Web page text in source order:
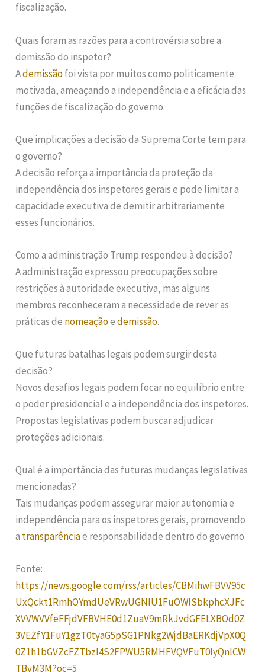
fiscalização.
Quais foram as razões para a controvérsia sobre a
demissão do inspetor?
Ademissãofoi vista por muitos como politicamente
motivada, ameaçando a independência e a eficácia das
funções de fiscalização do governo.
Que implicações a decisão da Suprema Corte tem para
o governo?
A decisão reforça a importância da proteção da
independência dos inspetores gerais e pode limitar a
capacidade executiva de demitir arbitrariamente
esses funcionários.
Como a administração Trump respondeu à decisão?
A administração expressou preocupações sobre
restrições à autoridade executiva, mas alguns
membros reconheceram a necessidade de rever as
práticas de nomeaçãoedemissão.
Que futuras batalhas legais podem surgir desta
decisão?
Novos desafios legais podem focar no equilíbrio entre
o poder presidencial e a independência dos inspetores.
Propostas legislativas podem buscar adjudicar
proteções adicionais.
Qual é a importância das futuras mudanças legislativas
mencionadas?
Tais mudanças podem assegurar maior autonomia e
independência para os inspetores gerais, promovendo
a transparênciae responsabilidade dentro do governo.
Fonte:
https://news.google.com/rss/articles/CBMihwFBVV95c
UxQckt1RmhOYmdUeVRwUGNIU1FuOWlSbkphcXJFc
XVVWVVfeFFjdVFBVHE0d1ZuaV9mRkJvdGFELXBOd0Z
3VEZfY1FuY1gzT0tyaG5pSG1PNkg2WjdBaERKdjVpX0Q
0Z1h1bGVZcFZTbzI4S2FPWU5RMHFVQVFuT0IyQnlCW
TBvM3M?oc=5